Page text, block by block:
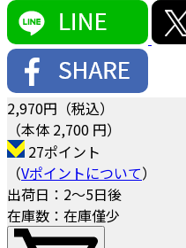
2,970円（税込）
（本体 2,700 円）
27ポイント
（Vポイントについて）
出荷日：2～5日後
在庫数：在庫僅少